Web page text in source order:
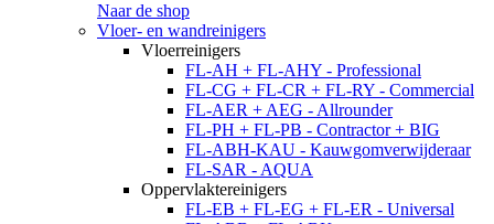
Naar de shop
Vloer- en wandreinigers
Vloerreinigers
FL-AH + FL-AHY - Professional
FL-CG + FL-CR + FL-RY - Commercial
FL-AER + AEG - Allrounder
FL-PH + FL-PB - Contractor + BIG
FL-ABH-KAU - Kauwgomverwijderaar
FL-SAR - AQUA
Oppervlaktereinigers
FL-EB + FL-EG + FL-ER - Universal